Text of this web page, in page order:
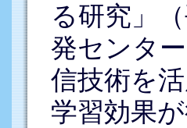
る研究」
発センタ
信技術を
学習効果